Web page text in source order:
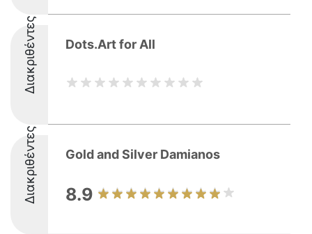
Διακριθέντες Dots.Art for All
Διακριθέντες Gold and Silver Damianos
8.9